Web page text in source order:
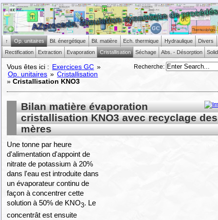
↑ Op. unitaires Bil. énergétique Bil. matière Ech. thermique Hydraulique
Divers
Rectification
Extraction Evaporation Cristallisation Séchage Abs. - Désorption
Recherche:
Vous êtes ici : Exercices GC »
Op. unitaires » Cristallisation
»Cristallisation KNO3
Bilan matière évaporation
cristallisation KNO3 avec recyclage
mères
Une tonne par heure
d'alimentation d'appoint de
nitrate de potassium à 20%
dans l'eau est introduite dans
un évaporateur continu de
façon à concentrer cette
solution à 50% de KNO3. Le
concentrât est ensuite